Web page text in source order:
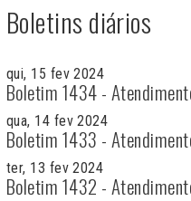
Boletins diários
qui, 15 fev 2024
Boletim 1434 -
qua, 14 fev 2024
Boletim 1433 -
ter, 13 fev 2024
Boletim 1432 -